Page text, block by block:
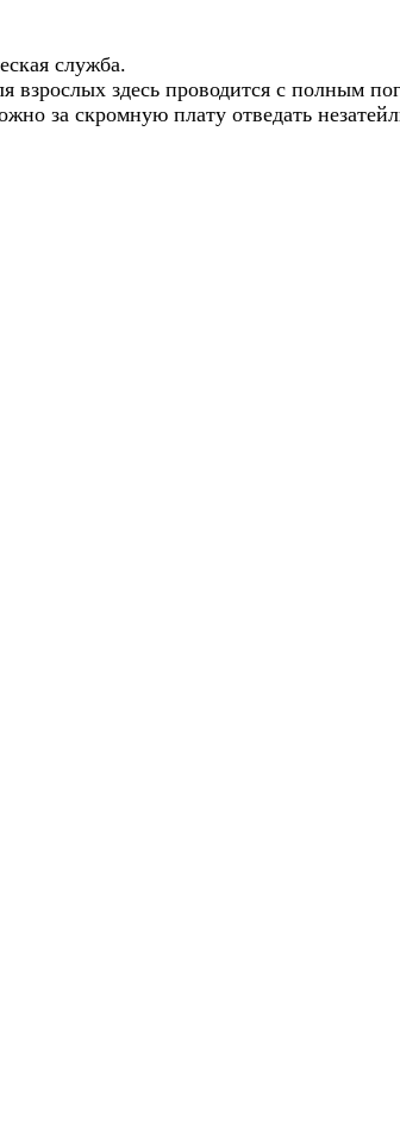
служба.
взрослых здесь проводится с полным
за скромную плату отведать